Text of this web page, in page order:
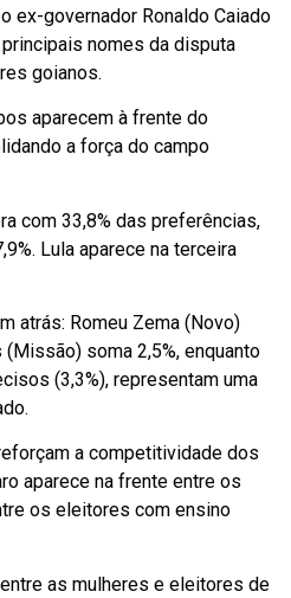
ex-governador Ronaldo Caiado
nomes da disputa
goianos.
aparecem à frente do
a força do campo
com 33,8% das preferências,
Lula aparece na terceira
atrás: Romeu Zema (Novo)
(Missão) soma 2,5%, enquanto
(3,3%), representam uma
a competitividade dos
aparece na frente entre os
os eleitores com ensino
as mulheres e eleitores de